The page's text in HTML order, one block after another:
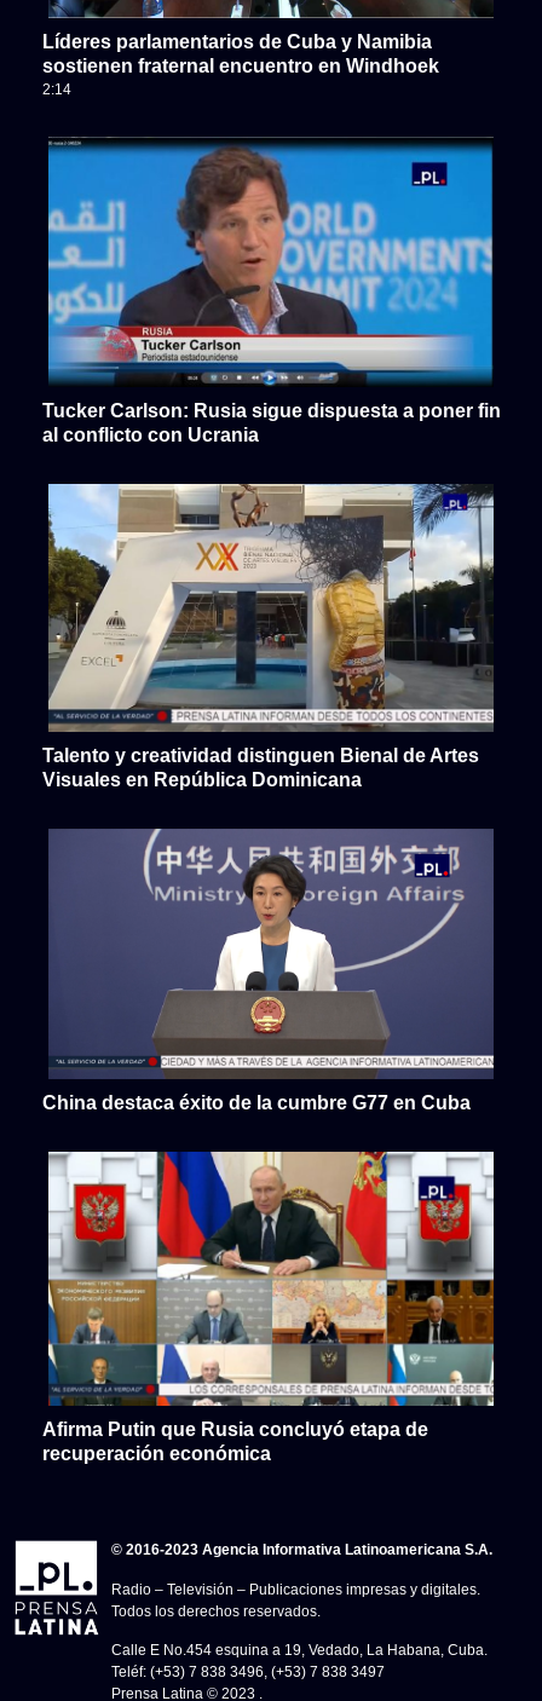
Líderes parlamentarios de Cuba y Namibia
sostienen fraternal encuentro en Windhoek
2:14
Tucker Carlson: Rusia sigue dispuesta a poner fin
al conflicto con Ucrania
Talento y creatividad distinguen Bienal de Artes
Visuales en República Dominicana
China destaca éxito de la cumbre G77 en Cuba
Afirma Putin que Rusia concluyó etapa de
recuperación económica
© 2016-2023 Agencia Informativa Latinoamericana S.A.
Radio – Televisión – Publicaciones impresas y digitales.
Todos los derechos reservados.
Calle E No.454 esquina a 19, Vedado, La Habana, Cuba.
Teléf: (+53) 7 838 3496, (+53) 7 838 3497
Prensa Latina © 2023 .